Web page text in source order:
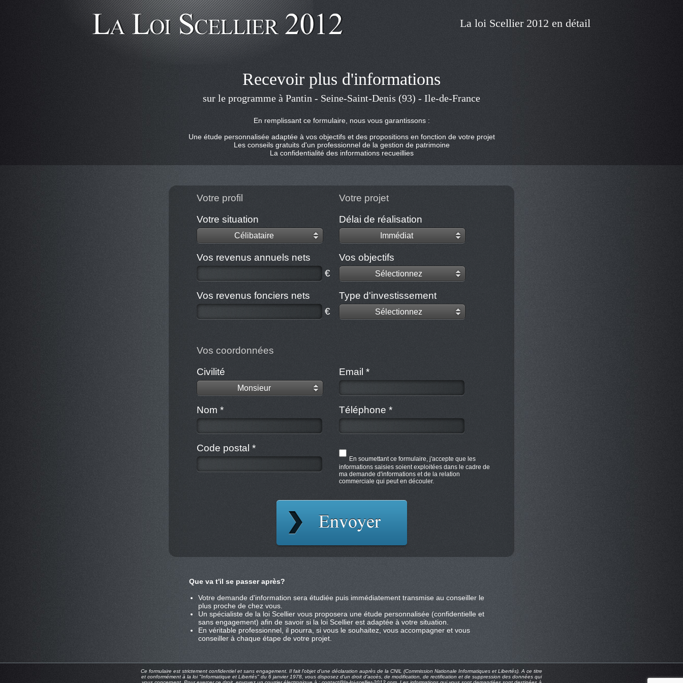
La loi Scellier 2012 en détail
Recevoir plus d'informations
sur le programme à Pantin - Seine-Saint-Denis (93) - Ile-de-France
En remplissant ce formulaire, nous vous garantissons :
Une étude personnalisée adaptée à vos objectifs et des propositions en fonction de votre projet
Les conseils gratuits d'un professionnel de la gestion de patrimoine
La confidentialité des informations recueillies
Votre profil
Votre situation
Célibataire
Vos revenus annuels nets
€
Vos revenus fonciers nets
€
Votre projet
Délai de réalisation
Immédiat
Vos objectifs
Sélectionnez
Type d'investissement
Sélectionnez
Vos coordonnées
Civilité
Monsieur
Nom *
Code postal *
Email *
Téléphone *
En soumettant ce formulaire, j'accepte que les
informations saisies soient exploitées dans le cadre de
ma demande d'informations et de la relation
commerciale qui peut en découler.
Que va t'il se passer après?
Votre demande d'information sera étudiée puis immédiatement transmise au conseiller le
plus proche de chez vous.
Un spécialiste de la loi Scellier vous proposera une étude personnalisée (confidentielle et
sans engagement) afin de savoir si la loi Scellier est adaptée à votre situation.
En véritable professionnel, il pourra, si vous le souhaitez, vous accompagner et vous
conseiller à chaque étape de votre projet.
Ce formulaire est strictement confidentiel et sans engagement. Il fait l'objet d'une déclaration auprès de la CNIL (Commission Nationale Informatiques et Libertés). A ce titre
et conformément à la loi "Informatique et Libertés" du 6 janvier 1978, vous disposez d'un droit d'accès, de modification, de rectification et de suppression des données qui